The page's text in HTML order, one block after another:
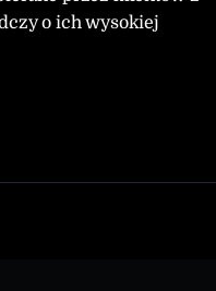
o ich wysokiej